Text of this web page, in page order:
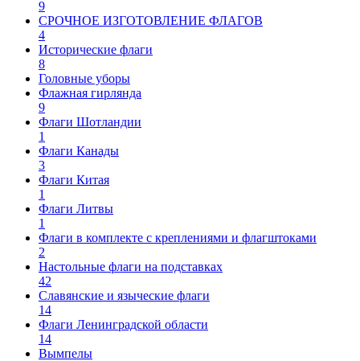
9
СРОЧНОЕ ИЗГОТОВЛЕНИЕ ФЛАГОВ
4
Исторические флаги
8
Головные уборы
Флажная гирлянда
9
Флаги Шотландии
1
Флаги Канады
3
Флаги Китая
1
Флаги Литвы
1
Флаги в комплекте с креплениями и флагштоками
2
Настольные флаги на подставках
42
Славянские и языческие флаги
14
Флаги Ленинградской области
14
Вымпелы